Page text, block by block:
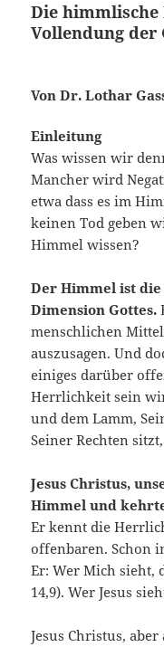
Die
Vollendung der
Von Dr. Lothar
Einleitung
Was wissen wir
Mancher wird
etwa dass es im
keinen Tod geben
Himmel wissen?
Der Himmel ist
Dimension Gottes.
menschlichen
auszusagen. Und
einiges darüber
Herrlichkeit sein
und dem Lamm,
Seiner Rechten
Jesus Christus,
Himmel und
Er kennt die
offenbaren. Schon
Er: Wer Mich sieht,
14,9). Wer Jesus
Jesus Christus,